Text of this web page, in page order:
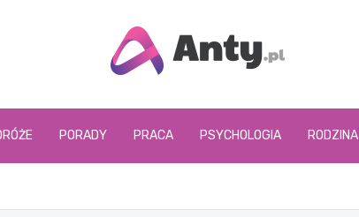
www.anty.pl
PORADY PRACA PSYCHOLOGIA RODZINA